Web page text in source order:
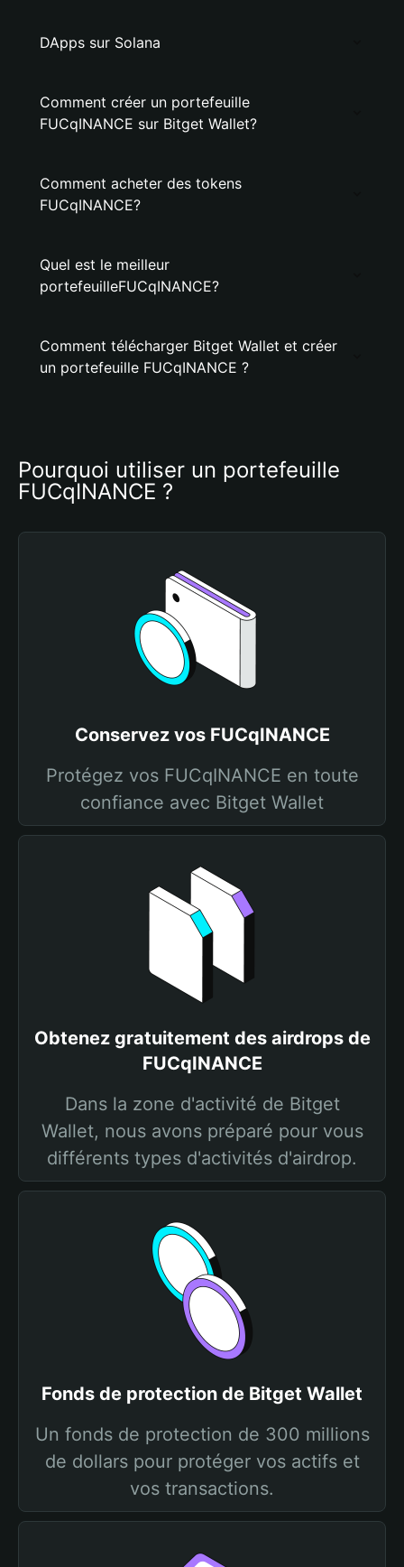
DApps sur Solana
Comment créer un portefeuille
FUCqINANCE sur Bitget Wallet?
Comment acheter des tokens
FUCqINANCE?
Quel est le meilleur
portefeuilleFUCqINANCE?
Comment télécharger Bitget Wallet et créer
un portefeuille FUCqINANCE ?
Pourquoi utiliser un portefeuille
FUCqINANCE ?
Conservez vos FUCqINANCE
Protégez vos FUCqINANCE en toute
confiance avec Bitget Wallet
Obtenez gratuitement des airdrops de
FUCqINANCE
Dans la zone d'activité de Bitget
Wallet, nous avons préparé pour vous
différents types d'activités d'airdrop.
Fonds de protection de Bitget Wallet
Un fonds de protection de 300 millions
de dollars pour protéger vos actifs et
vos transactions.